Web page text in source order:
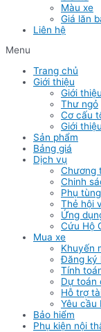
Màu xe
Giá lăn
Liên hệ
Menu
Trang chủ
Giới thiệu
Giới
Thư ngỏ
Cơ cấu
Giới
Sản phẩm
Bảng giá
Dịch vụ
Chương
Chinh
Phụ
Thẻ hội
Ứng
Cứu Hộ
Mua xe
Khuyến
Đăng ký
Tính
Dự toán
Hỗ trợ
Yêu cầu
Bảo hiểm
Phụ kiện nội